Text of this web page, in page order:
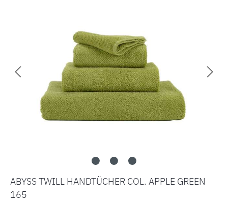
ABYSS TWILL HANDTÜCHER COL. APPLE GREEN
165